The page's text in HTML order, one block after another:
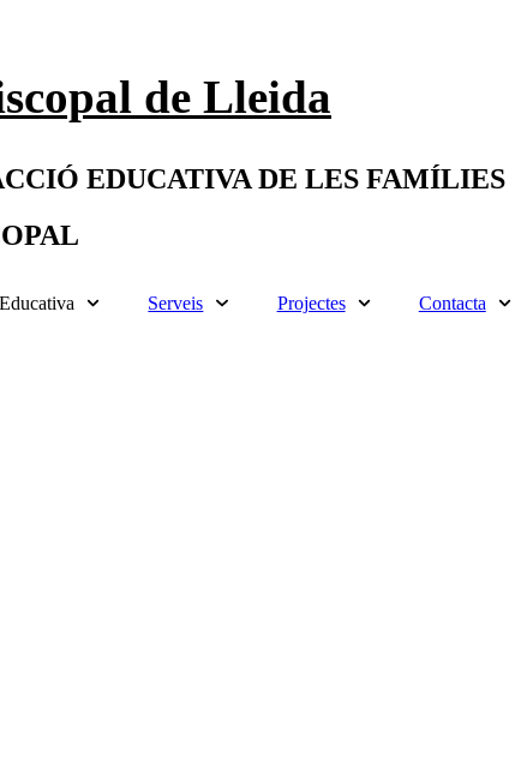
de Lleida
EDUCATIVA DE LES FAMÍLIES
Serveis Projectes Contacta